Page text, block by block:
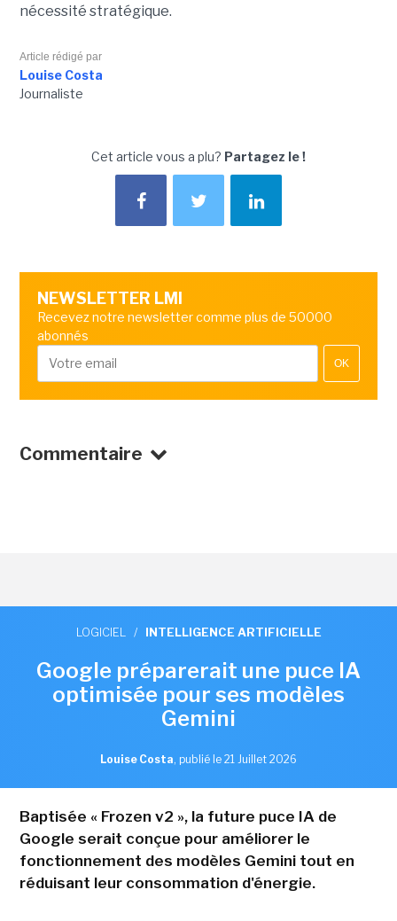
nécessité stratégique.
Article rédigé par
Louise Costa
Journaliste
Cet article vous a plu? Partagez le !
NEWSLETTER LMI
Recevez notre newsletter comme plus de 50000
abonnés
OK
Commentaire
LOGICIEL / INTELLIGENCE ARTIFICIELLE
Google préparerait une puce IA
optimisée pour ses modèles
Gemini
Louise Costa, publié le 21 Juillet 2026
Baptisée « Frozen v2 », la future puce IA de
Google serait conçue pour améliorer le
fonctionnement des modèles Gemini tout en
réduisant leur consommation d'énergie.